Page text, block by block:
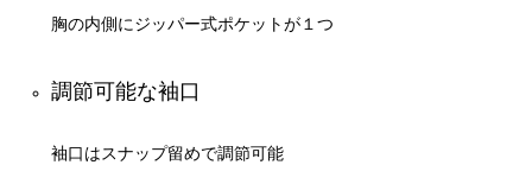
胸の内側にジッパー式ポケットが１つ
調節可能な袖口
袖口はスナップ留めで調節可能